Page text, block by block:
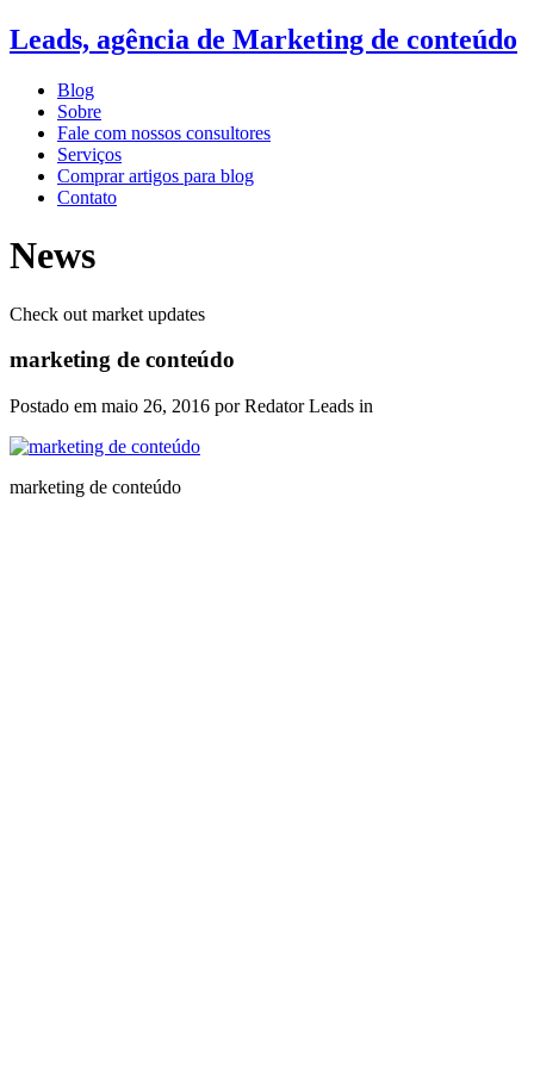
Leads, agência de Marketing de conteúdo
Blog
Sobre
Fale com nossos consultores
Serviços
Comprar artigos para blog
Contato
News
Check out market updates
marketing de conteúdo
Postado em maio 26, 2016 por Redator Leads in
marketing de conteúdo